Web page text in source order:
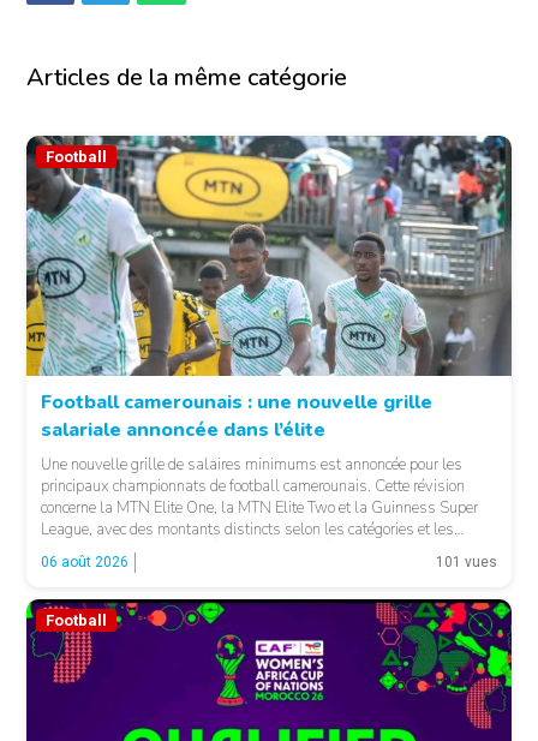
Articles de la même catégorie
Football
Football camerounais : une nouvelle grille
salariale annoncée dans l’élite
Une nouvelle grille de salaires minimums est annoncée pour les
principaux championnats de football camerounais. Cette révision
concerne la MTN Elite One, la MTN Elite Two et la Guinness Super
League, avec des montants distincts selon les catégories et les
fonctions. LA SUITE APRÈS LA PUBLICITÉ Selon les informations
relayées par Allez Les Lions, […]
06 août 2026 101 vues
Football